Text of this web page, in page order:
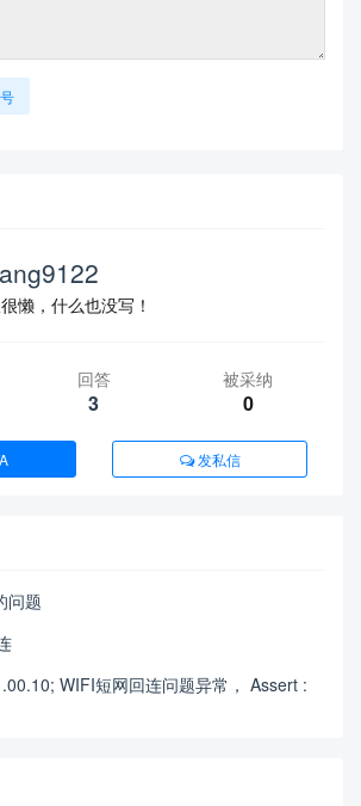
懒，什么也没写！
回答
3
被采纳
0
发私信
问题
WIFI短网回连问题异常， Assert :